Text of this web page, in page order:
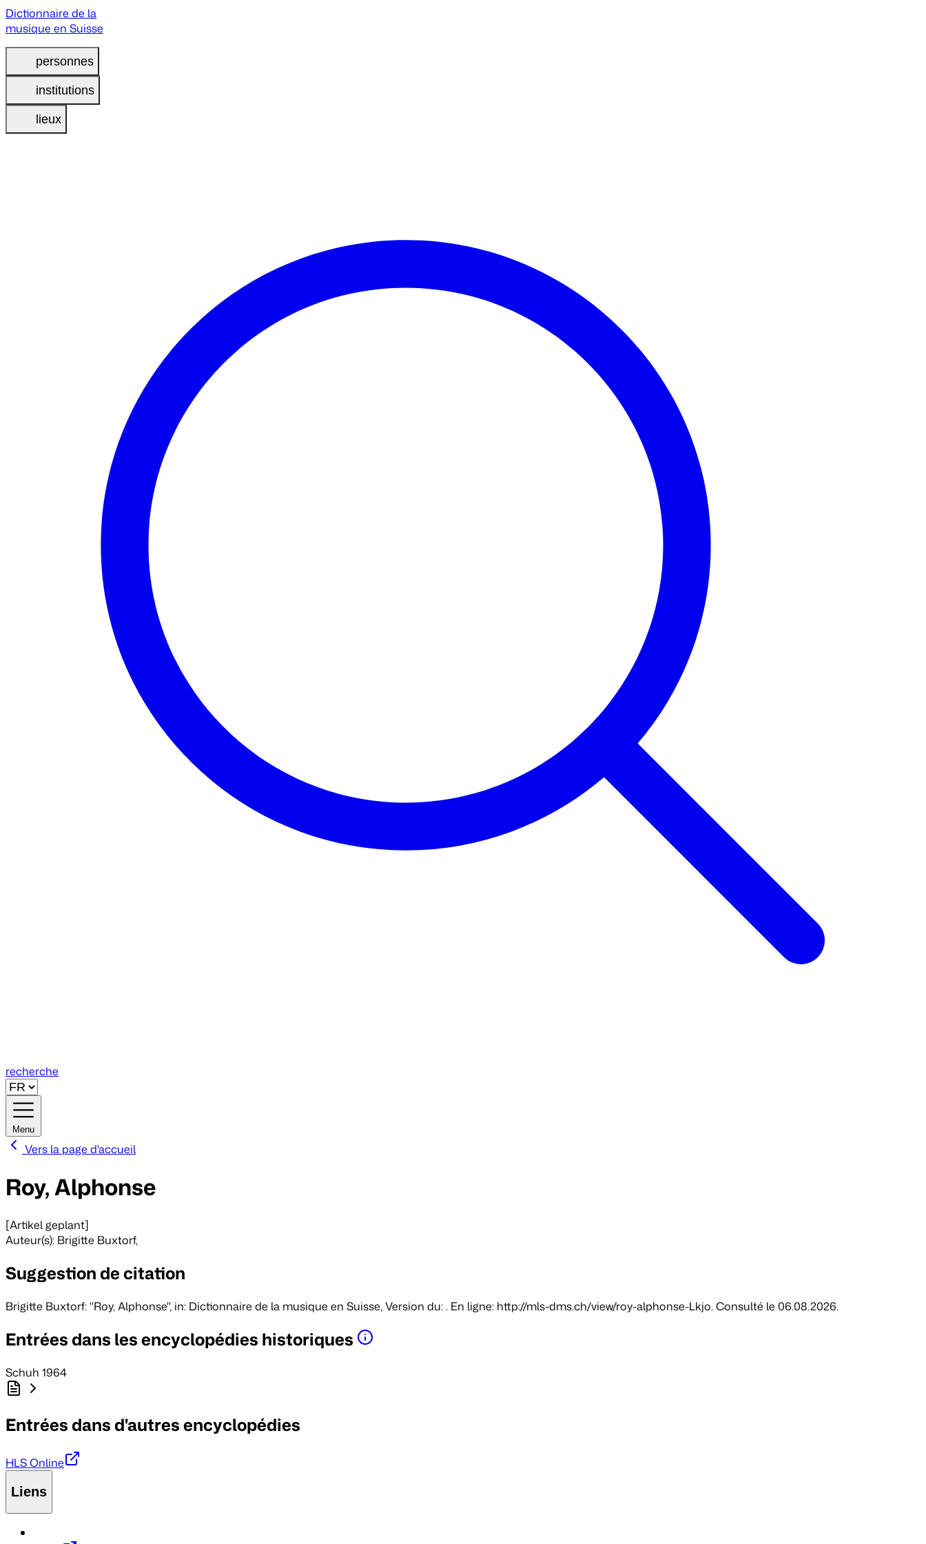
Dictionnaire de la
musique en Suisse
personnes
institutions
lieux
recherche
Menu
Vers la page d'accueil
Roy, Alphonse
[Artikel geplant]
Auteur(s): Brigitte Buxtorf,
Suggestion de citation
Brigitte Buxtorf: "Roy, Alphonse", in: Dictionnaire de la musique en Suisse, Version du: . En ligne: http://mls-dms.ch/view/roy-alphonse-Lkjo. Consulté le 06.08.2026.
Entrées dans les encyclopédies historiques
Schuh 1964
Entrées dans d'autres encyclopédies
HLS Online
Liens